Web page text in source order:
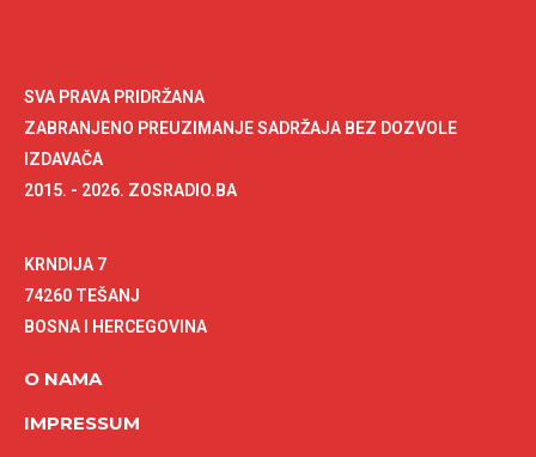
SVA PRAVA PRIDRŽANA
ZABRANJENO PREUZIMANJE SADRŽAJA BEZ DOZVOLE
IZDAVAČA
2015. - 2026. ZOSRADIO.BA
KRNDIJA 7
74260 TEŠANJ
BOSNA I HERCEGOVINA
O NAMA
IMPRESSUM